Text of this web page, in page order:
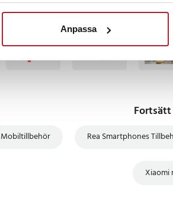
Anpassa
Mobiltillbehör Rea Smartphones
Xiaomi